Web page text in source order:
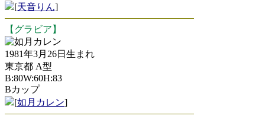
[天音りん]
【グラビア】
如月カレン
1981年3月26日生まれ
東京都 A型
B:80W:60H:83
Bカップ
[如月カレン]